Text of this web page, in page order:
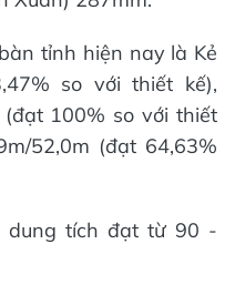
tỉnh hiện nay là Kẻ
so với thiết kế),
100% so với thiết
52,0m (đạt 64,63%
dung tích đạt từ 90 -